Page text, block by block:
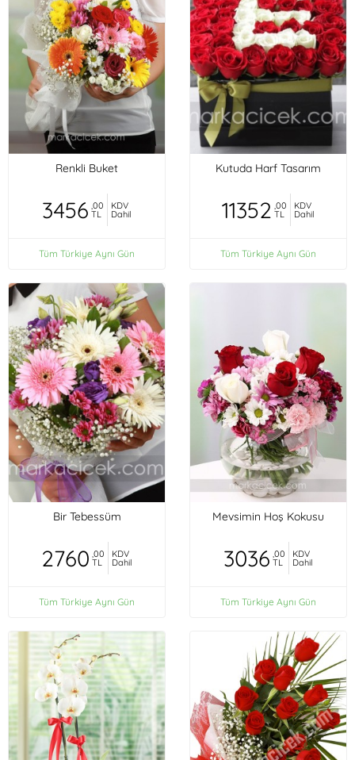
Renkli Buket
3456 ,00
TL
KDV
Dahil
Tüm Türkiye Aynı Gün
Kutuda Harf Tasarım
11352 ,00
TL
KDV
Dahil
Tüm Türkiye Aynı Gün
Bir Tebessüm
2760 ,00
TL
KDV
Dahil
Tüm Türkiye Aynı Gün
Mevsimin Hoş Kokusu
3036 ,00
TL
KDV
Dahil
Tüm Türkiye Aynı Gün